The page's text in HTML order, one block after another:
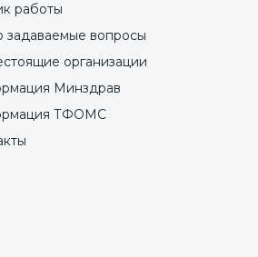
работы
задаваемые вопросы
организации
Минздрав
ТФОМС